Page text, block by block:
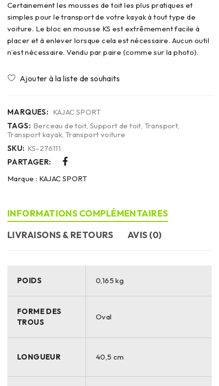
Certainement les mousses de toit les plus pratiques et
simples pour le transport de votre kayak à tout type de
voiture. Le bloc en mousse KS est extrêmement facile à
placer et à enlever lorsque cela est nécessaire. Aucun outil
n’est nécessaire. Vendu par paire (comme sur la photo).
MARQUES: KAJAC SPORT
TAGS: Berceau de toit, Support de toit, Transport,
Transport kayak, Transport voiture
SKU: KS-276111
PARTAGER:
Marque : KAJAC SPORT
INFORMATIONS COMPLÉMENTAIRES
LIVRAISONS & RETOURS
AVIS (0)
POIDS 0,165 kg
FORME DES
TROUS
Oval
LONGUEUR 40,5 cm